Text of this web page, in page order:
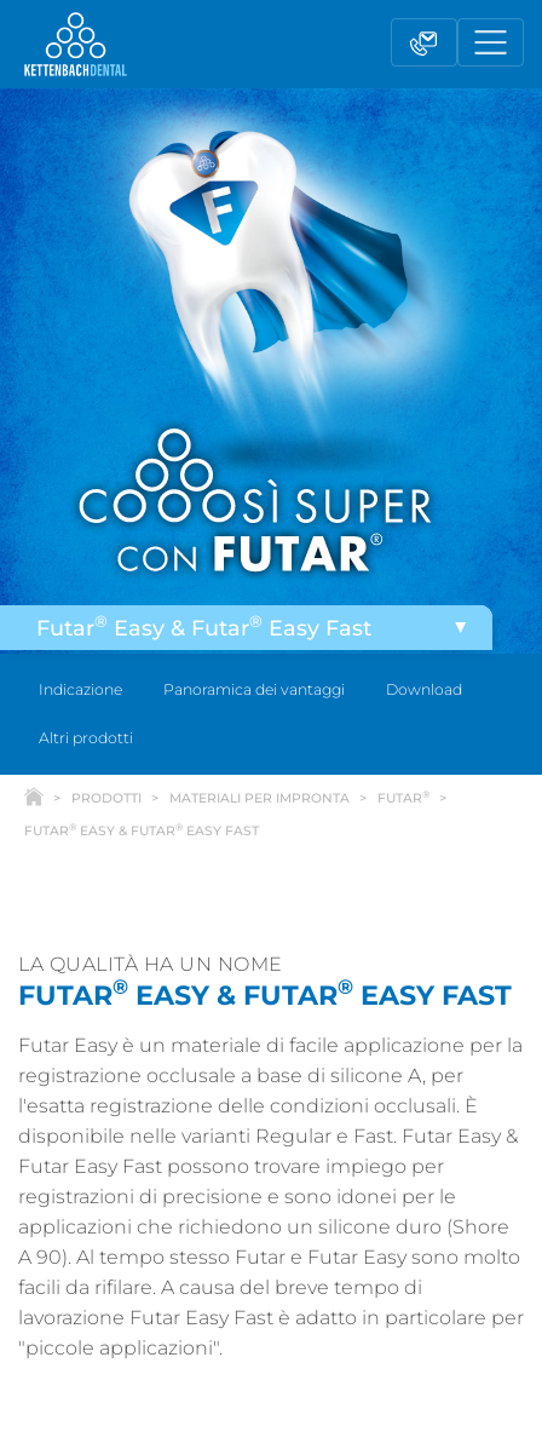
Rivenditori
Modulo contatto
Futar® Easy & Futar® Easy Fast
Futar®D Slow
Indicazione Panoramica dei vantaggi Download
Altri prodotti
PRODOTTI MATERIALI PER IMPRONTA FUTAR®
FUTAR® EASY & FUTAR® EASY FAST
LA QUALITÀ HA UN NOME
FUTAR® EASY & FUTAR® EASY FAST
Futar Easy è un materiale di facile applicazione per la
registrazione occlusale a base di silicone A, per
l'esatta registrazione delle condizioni occlusali. È
disponibile nelle varianti Regular e Fast. Futar Easy &
Futar Easy Fast possono trovare impiego per
registrazioni di precisione e sono idonei per le
applicazioni che richiedono un silicone duro (Shore
A 90). Al tempo stesso Futar e Futar Easy sono molto
facili da rifilare. A causa del breve tempo di
lavorazione Futar Easy Fast è adatto in particolare per
"piccole applicazioni".